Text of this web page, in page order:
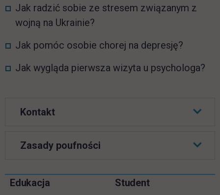
Jak radzić sobie ze stresem związanym z
wojną na Ukrainie?
Jak pomóc osobie chorej na depresję?
Jak wygląda pierwsza wizyta u psychologa?
Kontakt
Zasady poufności
Pomiń
Informacje w stopce
Edukacja Student